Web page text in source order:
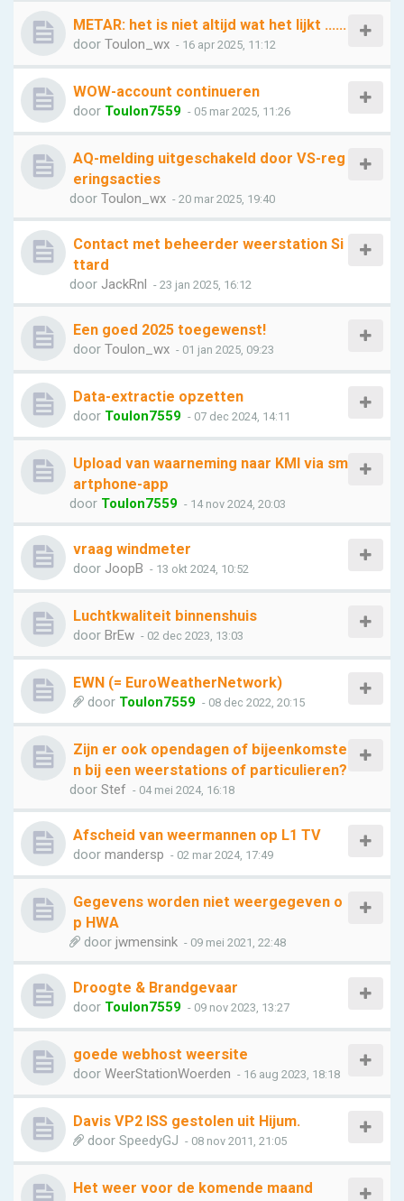
METAR: het is niet altijd wat het lijkt ......
door Toulon_wx - 16 apr 2025, 11:12
WOW-account continueren
door Toulon7559 - 05 mar 2025, 11:26
AQ-melding uitgeschakeld door VS-reg
eringsacties
door Toulon_wx - 20 mar 2025, 19:40
Contact met beheerder weerstation Si
ttard
door JackRnl - 23 jan 2025, 16:12
Een goed 2025 toegewenst!
door Toulon_wx - 01 jan 2025, 09:23
Data-extractie opzetten
door Toulon7559 - 07 dec 2024, 14:11
Upload van waarneming naar KMI via sm
artphone-app
door Toulon7559 - 14 nov 2024, 20:03
vraag windmeter
door JoopB - 13 okt 2024, 10:52
Luchtkwaliteit binnenshuis
door BrEw - 02 dec 2023, 13:03
EWN (= EuroWeatherNetwork)
door Toulon7559 - 08 dec 2022, 20:15
Zijn er ook opendagen of bijeenkomste
n bij een weerstations of particulieren?
door Stef - 04 mei 2024, 16:18
Afscheid van weermannen op L1 TV
door mandersp - 02 mar 2024, 17:49
Gegevens worden niet weergegeven o
p HWA
door jwmensink - 09 mei 2021, 22:48
Droogte & Brandgevaar
door Toulon7559 - 09 nov 2023, 13:27
goede webhost weersite
door WeerStationWoerden - 16 aug 2023, 18:18
Davis VP2 ISS gestolen uit Hijum.
door SpeedyGJ - 08 nov 2011, 21:05
Het weer voor de komende maand